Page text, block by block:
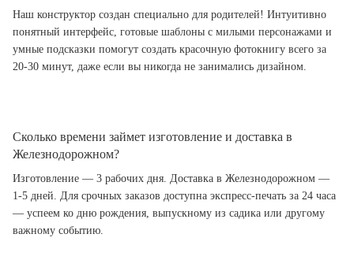
Наш конструктор создан специально для родителей! Интуитивно
понятный интерфейс, готовые шаблоны с милыми персонажами и
умные подсказки помогут создать красочную фотокнигу всего за
20-30 минут, даже если вы никогда не занимались дизайном.
Сколько времени займет изготовление и доставка в
Железнодорожном?
Изготовление — 3 рабочих дня. Доставка в Железнодорожном —
1-5 дней. Для срочных заказов доступна экспресс-печать за 24 часа
— успеем ко дню рождения, выпускному из садика или другому
важному событию.